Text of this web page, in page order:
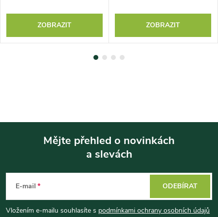
ZOBRAZIT ZOBRAZIT
p
Mějte přehled o novinkách
a slevách
E-mail
Vložením e-mailu souhlasíte s podmínkami ochrany osobních údajů
ODEBÍRAT